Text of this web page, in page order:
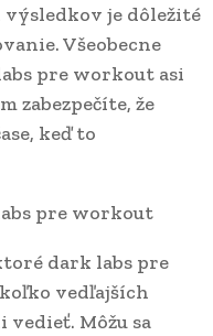
je dôležité
Všeobecne
pre workout asi
zabezpečíte, že
keď to
pre workout
dark labs pre
vedľajších
Môžu sa